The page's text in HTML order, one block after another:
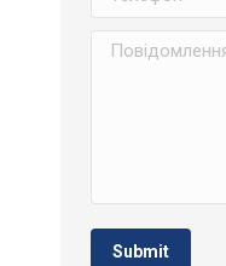
Повідомлення
Submit